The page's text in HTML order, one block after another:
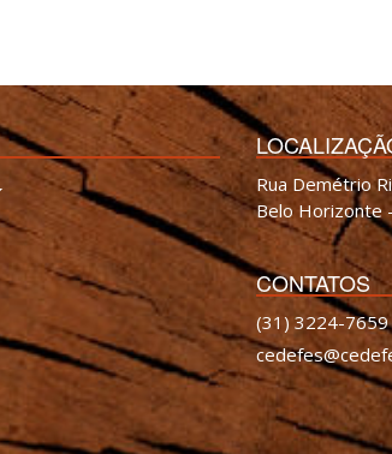
Rua Demétrio
Belo Horizonte
CONTATOS
(31) 3224-7659